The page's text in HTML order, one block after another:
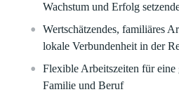
Wachstum und Erfolg
Wertschätzendes, familiäres
lokale Verbundenheit in der
Flexible Arbeitszeiten für
Familie und Beruf